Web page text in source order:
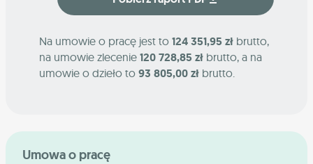
Na umowie o pracę jest to 124 351,95 zł brutto,
na umowie zlecenie 120 728,85 zł brutto, a na
umowie o dzieło to 93 805,00 zł brutto.
Umowa o pracę